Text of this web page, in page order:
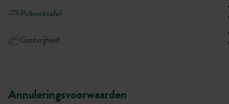
Picknicktafel
Gastvrijheid
Annuleringsvoorwaarden